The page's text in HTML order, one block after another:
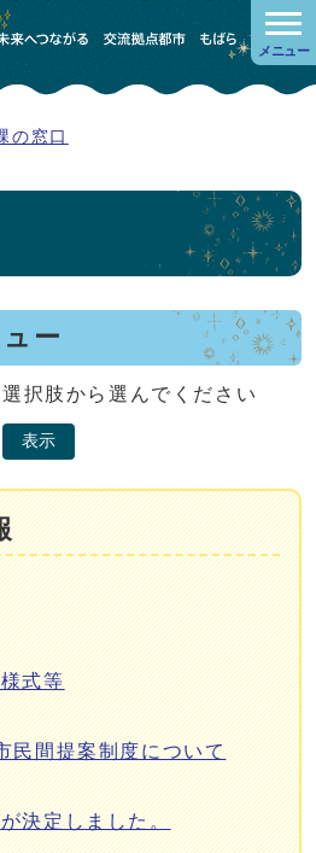
メニュー
の窓口
ー
択肢から選んでください
表示
式等
間提案制度について
決定しました。